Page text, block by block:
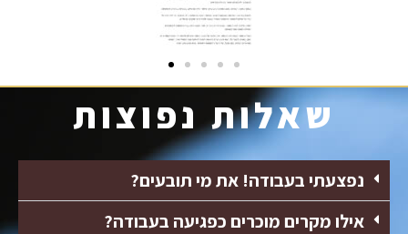
שאלות נפוצות
נפצעתי בעבודה! את מי תובעים?
אילו מקרים מוכרים כפגיעה בעבודה?